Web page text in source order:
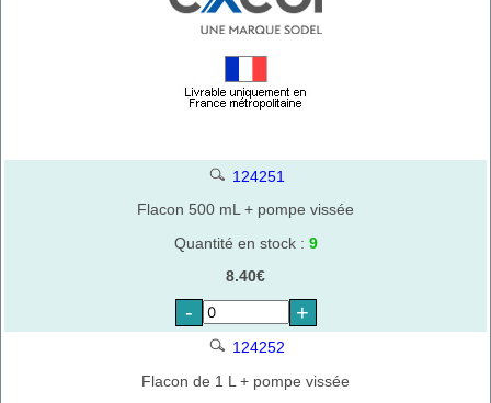
124251
Flacon 500 mL + pompe vissée
Quantité en stock : 9
8.40€
- +
124252
Flacon de 1 L + pompe vissée